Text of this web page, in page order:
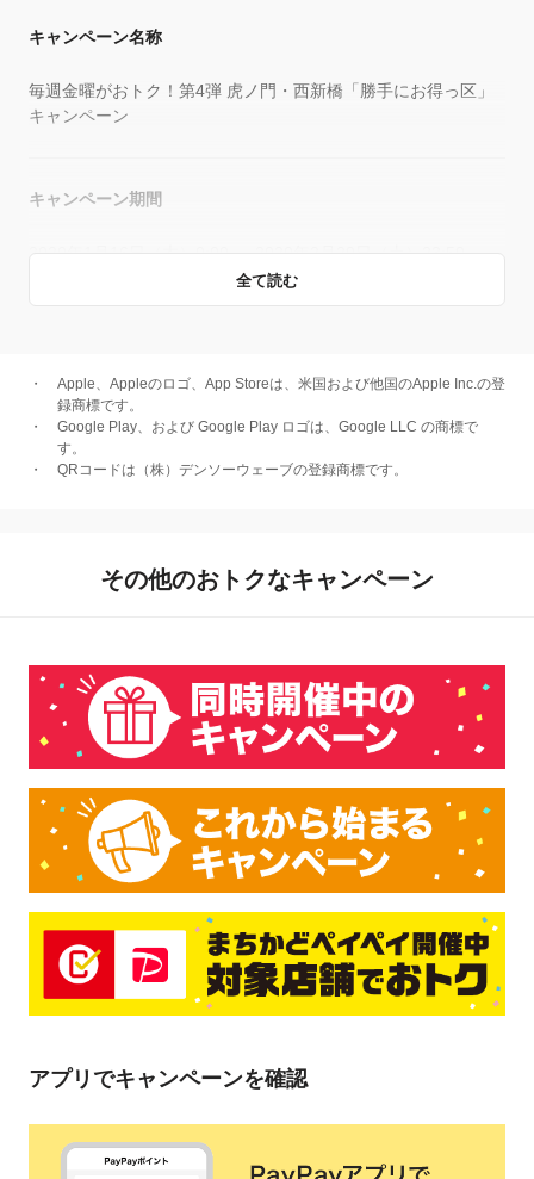
全て読む
キャンペーン名称
毎週金曜がおトク！第4弾 虎ノ門・西新橋「勝手にお得っ区」
キャンペーン
キャンペーン期間
2020年1月16日（木）0:00 ～ 2020年2月29日（土）23:59
キャンペーン主催者
PayPay株式会社
キャンペーン期間中、東京都港区虎ノ門1丁目および西新橋
お支払いを除く）をご利用いただいた方に対し、次の内容で
PayPayボーナスを付与します。（PayPayとの関係でのキャ
ッシュレス・消費者還元事業の対象加盟店では「消費者還元
補助による還元」に、本キャンペーンによるPayPayボーナス
を上乗せして付与します。）
お一人様につき「1回の支払いにおける付与上限」と、「キ
ャンペーン期間中の付与合計上限」があります。詳しくは
「景品詳細」をご確認下さい。
原則として、対象のお支払い方法による支払いの翌日から起
期が遅くなる場合があります。
Apple、Appleのロゴ、App Storeは、米国および他国のApple Inc.の登
録商標です。
Google Play、および Google Play ロゴは、Google LLC の商標で
す。
QRコードは（株）デンソーウェーブの登録商標です。
その他のおトクなキャンペーン
アプリでキャンペーンを確認